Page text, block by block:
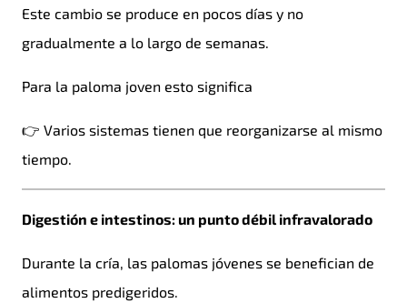
Este cambio se produce en pocos días y no
gradualmente a lo largo de semanas.
Para la paloma joven esto significa
👉 Varios sistemas tienen que reorganizarse al mismo
tiempo.
Digestión e intestinos: un punto débil infravalorado
Durante la cría, las palomas jóvenes se benefician de
alimentos predigeridos.